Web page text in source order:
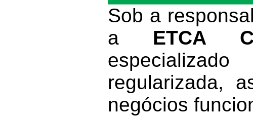
Sob a
a ETCA
regularizada,
negócios